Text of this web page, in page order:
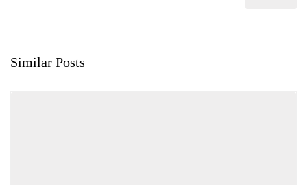
Similar Posts